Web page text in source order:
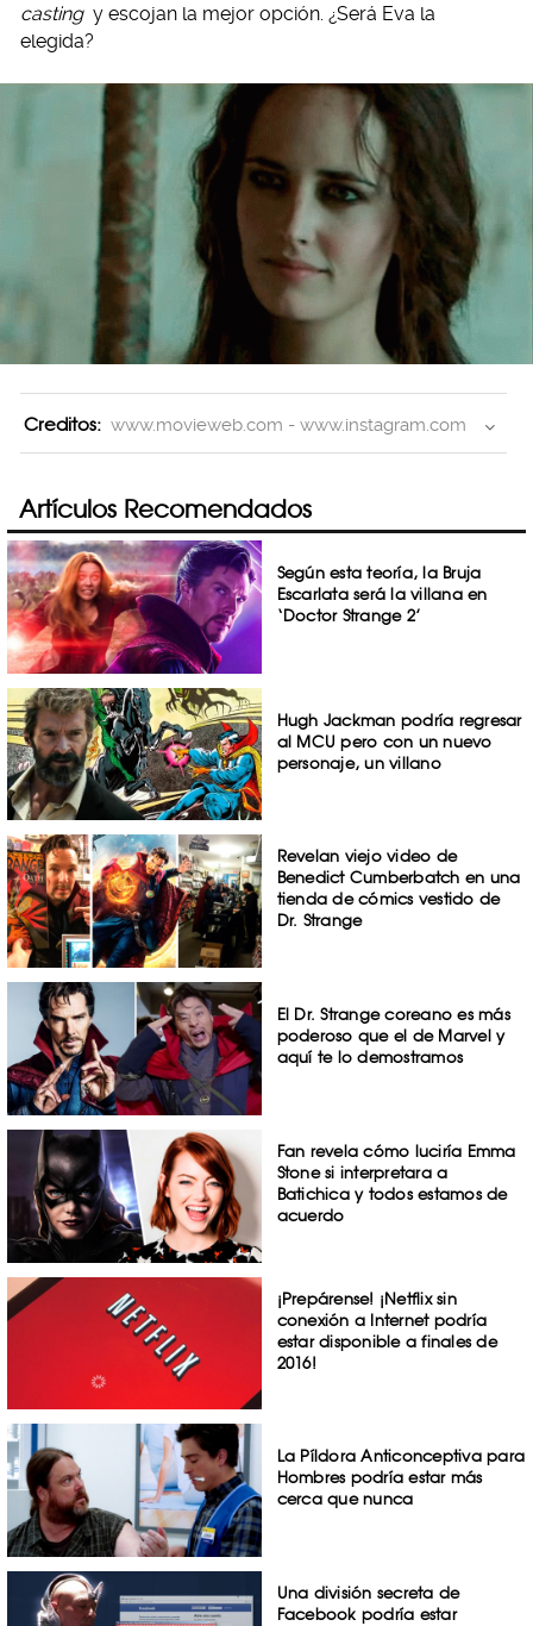
casting y escojan la mejor opción. ¿Será Eva la
elegida?
Creditos: www.movieweb.com - www.instagram.com
Artículos Recomendados
Según esta teoría, la Bruja
Escarlata será la villana en
‘Doctor Strange 2’
Hugh Jackman podría regresar
al MCU pero con un nuevo
personaje, un villano
Revelan viejo video de
Benedict Cumberbatch en una
tienda de cómics vestido de
Dr. Strange
El Dr. Strange coreano es más
poderoso que el de Marvel y
aquí te lo demostramos
Fan revela cómo luciría Emma
Stone si interpretara a
Batichica y todos estamos de
acuerdo
¡Prepárense! ¡Netflix sin
conexión a Internet podría
estar disponible a finales de
2016!
La Píldora Anticonceptiva para
Hombres podría estar más
cerca que nunca
Una división secreta de
Facebook podría estar